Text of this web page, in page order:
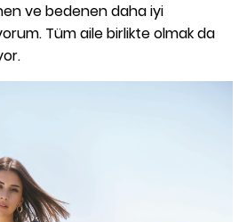
ve bedenen daha iyi
Tüm aile birlikte olmak da